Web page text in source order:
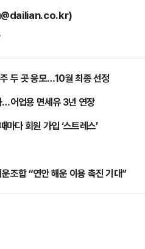
두 곳 응모…10월 최종 선정
…어업용 면세유 3년 연장
다 회원 가입 ‘스트레스’
조합 “연안 해운 이용 촉진 기대”